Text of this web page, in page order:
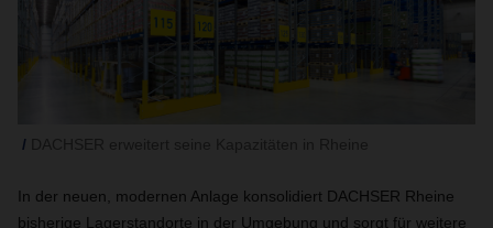
In der neuen, modernen Anlage konsolidiert DACHSER Rheine
bisherige Lagerstandorte in der Umgebung und sorgt für weitere